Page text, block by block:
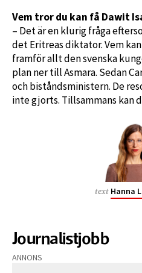
Vem tror du kan få Dawit
– Det är en klurig fråga
det Eritreas diktator. Vem
framför allt den svenska
plan ner till Asmara. Sedan
och biståndsministern. De
inte gjorts. Tillsammans kan
text Hanna
Journalistjobb
ANNONS